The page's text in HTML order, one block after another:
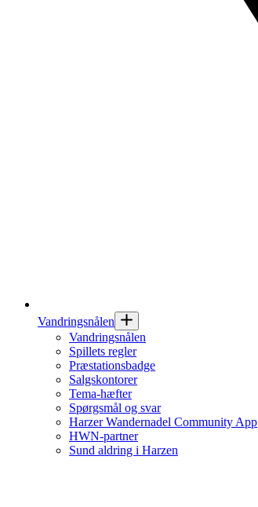
Vandringsnålen
Vandringsnålen
Spillets regler
Præstationsbadge
Salgskontorer
Tema-hæfter
Spørgsmål og svar
Harzer Wandernadel Community App
HWN-partner
Sund aldring i Harzen